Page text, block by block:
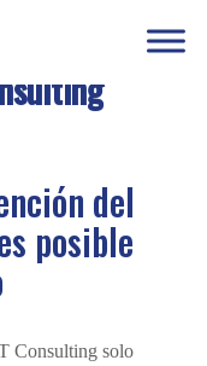
del
posible